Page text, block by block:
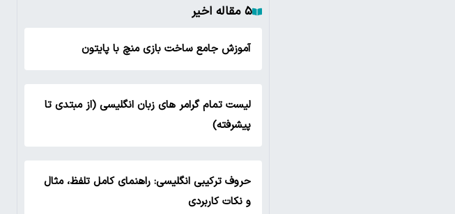
۵ مقاله اخیر
آموزش جامع ساخت بازی منچ با پایتون
لیست تمام گرامر های زبان انگلیسی (از مبتدی تا
پیشرفته)
حروف ترکیبی انگلیسی: راهنمای کامل تلفظ، مثال
و نکات کاربردی